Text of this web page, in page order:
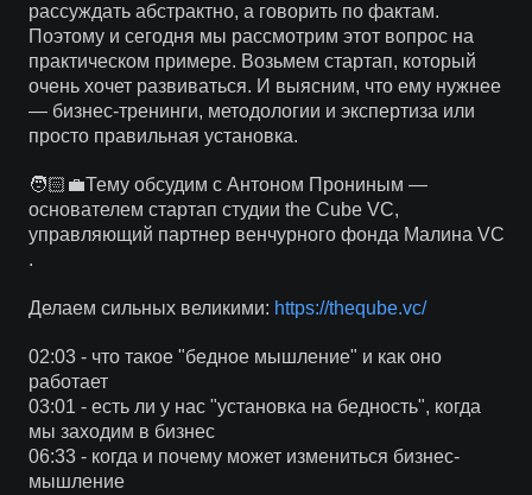
рассуждать абстрактно, а говорить по фактам.
Поэтому и сегодня мы рассмотрим этот вопрос на
практическом примере. Возьмем стартап, который
очень хочет развиваться. И выясним, что ему нужнее
— бизнес-тренинги, методологии и экспертиза или
просто правильная установка.
🧑🏻‍💼Тему обсудим с Антоном Прониным —
основателем стартап студии the Cube VC,
управляющий партнер венчурного фонда Малина VC
.
Делаем сильных великими: https://theqube.vc/
02:03 - что такое "бедное мышление" и как оно
работает
03:01 - есть ли у нас "установка на бедность", когда
мы заходим в бизнес
06:33 - когда и почему может измениться бизнес-
мышление